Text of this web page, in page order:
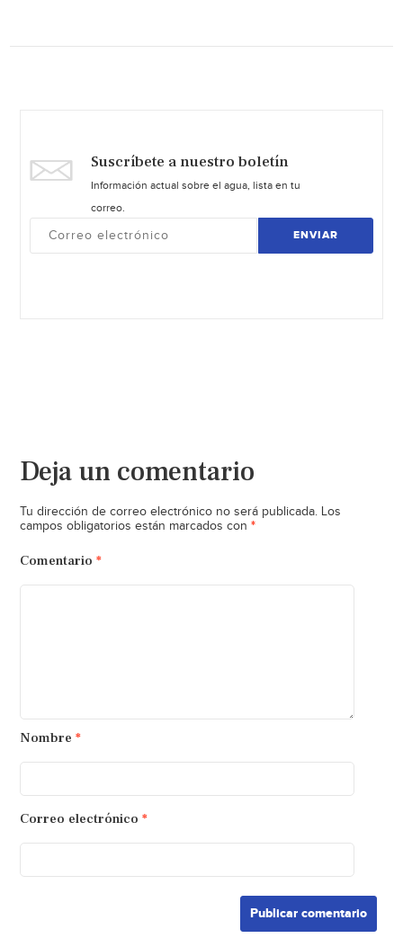
Suscríbete a nuestro boletín
Información actual sobre el agua, lista en tu
correo.
ENVIAR
Deja un comentario
Tu dirección de correo electrónico no será publicada. Los
campos obligatorios están marcados con *
Comentario *
Nombre *
Correo electrónico *